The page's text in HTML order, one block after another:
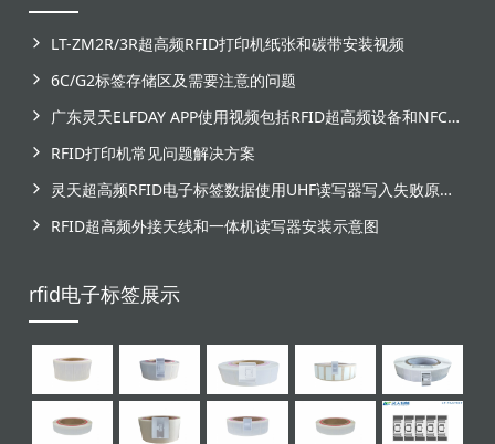
LT-ZM2R/3R超高频RFID打印机纸张和碳带安装视频
6C/G2标签存储区及需要注意的问题
广东灵天ELFDAY APP使用视频包括RFID超高频设备和NFC芯片标签感应
RFID打印机常见问题解决方案
灵天超高频RFID电子标签数据使用UHF读写器写入失败原因分析
RFID超高频外接天线和一体机读写器安装示意图
rfid电子标签展示